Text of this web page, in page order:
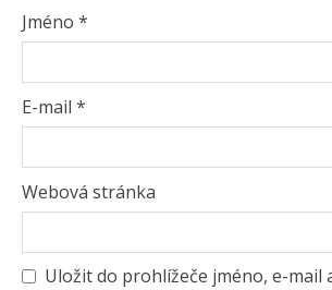
Jméno *
E-mail *
Webová stránka
Uložit do prohlížeče jméno, e-mail